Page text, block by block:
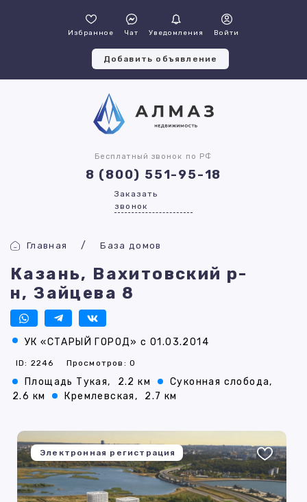
Избранное Чат Уведомления Войти
Добавить объявление
Бесплатный звонок по РФ
8 (800) 551-95-18
Заказать
звонок
Главная База домов
Казань, Вахитовский р-
н, Зайцева 8
УК «СТАРЫЙ ГОРОД» с 01.03.2014
ID: 2246 Просмотров: 0
Площадь Тукая, 2.2 км
Суконная слобода,
2.6 км
Кремлевская, 2.7 км
Электронная регистрация